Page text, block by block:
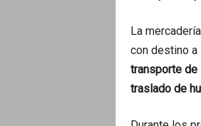
La
con destino a
transporte de
traslado de